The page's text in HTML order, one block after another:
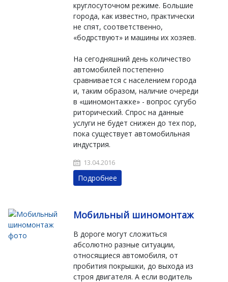
круглосуточном режиме. Большие
города, как известно, практически
не спят, соответственно,
«бодрствуют» и машины их хозяев.
На сегодняшний день количество
автомобилей постепенно
сравнивается с населением города
и, таким образом, наличие очереди
в «шиномонтажке» - вопрос сугубо
риторический. Спрос на данные
услуги не будет снижен до тех пор,
пока существует автомобильная
индустрия.
13.04.2016
Подробнее
Мобильный шиномонтаж
В дороге могут сложиться
абсолютно разные ситуации,
относящиеся автомобиля, от
пробития покрышки, до выхода из
строя двигателя. А если водитель